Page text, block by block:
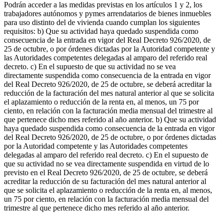
Podrán acceder a las medidas previstas en los artículos 1 y 2, los
trabajadores autónomos y pymes arrendatarios de bienes inmuebles
para uso distinto del de vivienda cuando cumplan los siguientes
requisitos: b) Que su actividad haya quedado suspendida como
consecuencia de la entrada en vigor del Real Decreto 926/2020, de
25 de octubre, o por órdenes dictadas por la Autoridad competente y
las Autoridades competentes delegadas al amparo del referido real
decreto. c) En el supuesto de que su actividad no se vea
directamente suspendida como consecuencia de la entrada en vigor
del Real Decreto 926/2020, de 25 de octubre, se deberá acreditar la
reducción de la facturación del mes natural anterior al que se solicita
el aplazamiento o reducción de la renta en, al menos, un 75 por
ciento, en relación con la facturación media mensual del trimestre al
que pertenece dicho mes referido al año anterior. b) Que su actividad
haya quedado suspendida como consecuencia de la entrada en vigor
del Real Decreto 926/2020, de 25 de octubre, o por órdenes dictadas
por la Autoridad competente y las Autoridades competentes
delegadas al amparo del referido real decreto. c) En el supuesto de
que su actividad no se vea directamente suspendida en virtud de lo
previsto en el Real Decreto 926/2020, de 25 de octubre, se deberá
acreditar la reducción de su facturación del mes natural anterior al
que se solicita el aplazamiento o reducción de la renta en, al menos,
un 75 por ciento, en relación con la facturación media mensual del
trimestre al que pertenece dicho mes referido al año anterior.